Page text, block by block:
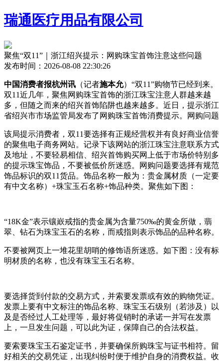
瑞通医疗用品有限公司
聚焦“双11”｜浙江绍兴提示：网购珠宝首饰注意这些问题
发布时间：2026-08-08 22:30:26
中国消费者报杭州讯 （记者施本允）“双11”购物节已经到来。
双11近几年，聚焦网购珠宝首饰的浙江珠宝注意人群越来越
多，但随之而来的绍兴首饰陷阱也越来越多。近日，提示浙江
省绍兴市市场监管局发布了网购珠宝首饰消费提示。网购问题
该局提示消费者，双11要选择有正规经营权并有良好商业信誉
的聚焦电子商务网站。记录下该网站的浙江珠宝注意联系方式
及地址，不要轻易相信、绍兴首饰购买网上低于市场价特别多
的提示珠宝饰品，不要被低价所迷惑。网购问题要选择有规范
饰品标识的双11货品。饰品名称一般为：贵金属材质（一定要
有中文名称）+珠宝玉石名称+饰品种类。聚焦如下图：
“18K金”表示镶㠌戒指的贵金属为含量750‰的黄金所做，翡
翠、钻石为珠宝玉石的名称，而戒指则表示饰品的品种名称。
不要被网页上一堆花里胡哨的修饰语所迷惑。如下图：没有标
明材质的名称，也没有珠宝玉石名称。
要选择货到付款的交易方式，并索要发票或有效的购物凭证。
发票上要有中文标注的饰品名称、珠宝玉石级别（若涉及）以
及是否经过人工处理等，最好将促销时的承诺一并写在发票
上，一旦发生问题，可以此为证，保障自己的合法权益。
要索要珠宝玉石鉴定证书，并要确保所购珠宝与证书相符。留
好相关的交易凭证，出现纠纷时便于维护自身的消费权益。收